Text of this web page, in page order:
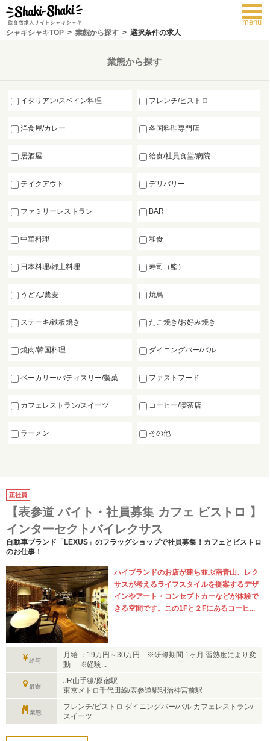
menu
シャキシャキTOP 業態から探す 選択条件の求人
業態から探す
イタリアン/スペイン料理 フレンチ/ビストロ
洋食屋/カレー 各国料理専門店
居酒屋 給食/社員食堂/病院
テイクアウト デリバリー
ファミリーレストラン BAR
中華料理 和食
日本料理/郷土料理 寿司（鮨）
うどん/蕎麦 焼鳥
ステーキ/鉄板焼き たこ焼き/お好み焼き
焼肉/韓国料理 ダイニングバー/バル
ベーカリー/パティスリー/製菓 ファストフード
カフェレストラン/スイーツ コーヒー/喫茶店
ラーメン その他
正社員
【表参道 バイト・社員募集 カフェ ビストロ 】
インターセクトバイレクサス
自動車ブランド「LEXUS」のフラッグショップで社員募集！カフェとビストロ
のお仕事！
ハイブランドのお店が建ち並ぶ南青山、レク
サスが考えるライフスタイルを提案するデザ
インやアート・コンセプトカーなどが体験で
きる空間です。この1Fと２Fにあるコーヒ...
給与
月給 ：19万円～30万円 ※研修期間 1ヶ月 習熟度により変
動 ※経験...
最寄
JR山手線/原宿駅
東京メトロ千代田線/表参道駅明治神宮前駅
業態
フレンチ/ビストロ ダイニングバー/バル カフェレストラン/
スイーツ